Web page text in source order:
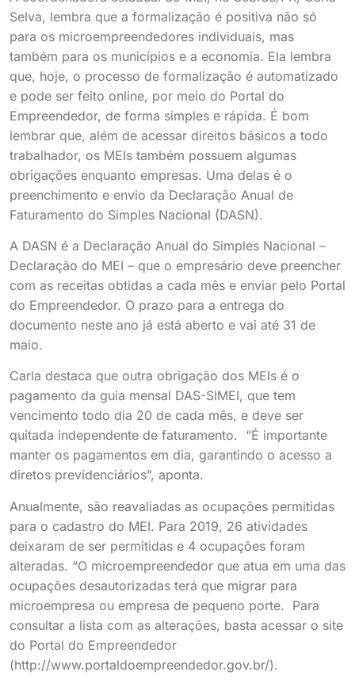
Selva, lembra que a formalização é positiva não só
para os microempreendedores individuais, mas
também para os municípios e a economia. Ela lembra
que, hoje, o processo de formalização é automatizado
e pode ser feito online, por meio do Portal do
Empreendedor, de forma simples e rápida. É bom
lembrar que, além de acessar direitos básicos a todo
trabalhador, os MEIs também possuem algumas
obrigações enquanto empresas. Uma delas é o
preenchimento e envio da Declaração Anual de
Faturamento do Simples Nacional (DASN).
A DASN é a Declaração Anual do Simples Nacional –
Declaração do MEI – que o empresário deve preencher
com as receitas obtidas a cada mês e enviar pelo Portal
do Empreendedor. O prazo para a entrega do
documento neste ano já está aberto e vai até 31 de
maio.
Carla destaca que outra obrigação dos MEIs é o
pagamento da guia mensal DAS-SIMEI, que tem
vencimento todo dia 20 de cada mês, e deve ser
quitada independente de faturamento. “É importante
manter os pagamentos em dia, garantindo o acesso a
diretos previdenciários”, aponta.
Anualmente, são reavaliadas as ocupações permitidas
para o cadastro do MEI. Para 2019, 26 atividades
deixaram de ser permitidas e 4 ocupações foram
alteradas. “O microempreendedor que atua em uma das
ocupações desautorizadas terá que migrar para
microempresa ou empresa de pequeno porte. Para
consultar a lista com as alterações, basta acessar o site
do Portal do Empreendedor
(http://www.portaldoempreendedor.gov.br/).